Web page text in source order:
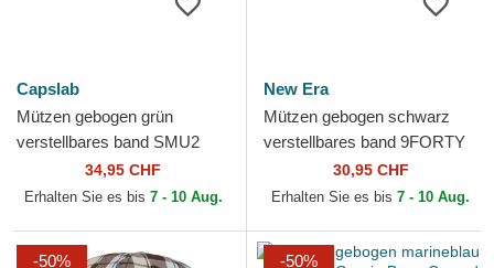
Capslab
Mützen gebogen grün
verstellbares band SMU2
PAPB Schlumpfvater Die
Schlümpfe von Capslab
34,95 CHF
Erhalten Sie es bis 7 - 10 Aug.
New Era
Mützen gebogen schwarz
verstellbares band 9FORTY
Floral Script der New York
Yankees MLB von New Era
30,95 CHF
Erhalten Sie es bis 7 - 10 Aug.
-50% -50%